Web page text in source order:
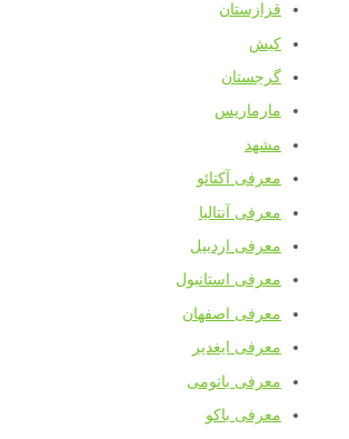
قزازستان
کیش
گرجستان
مارماریس
مشهد
معرفی آکتائو
معرفی آنتالیا
معرفی اردبیل
معرفی استانبول
معرفی اصفهان
معرفی ایغدیر
معرفی باتومی
معرفی باکو